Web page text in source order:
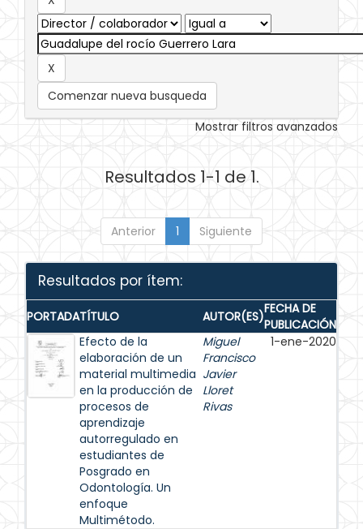
Comenzar nueva busqueda
Mostrar filtros avanzados
Resultados 1-1 de 1.
Anterior 1 Siguiente
Resultados por ítem:
PORTADATÍTULO AUTOR(ES)FECHA DE
PUBLICACIÓN
Efecto de la
elaboración de un
material multimedia
en la producción de
procesos de
aprendizaje
autorregulado en
estudiantes de
Posgrado en
Odontología. Un
enfoque
Multimétodo.
Miguel
Francisco
Javier
Lloret
Rivas
1-ene-2020